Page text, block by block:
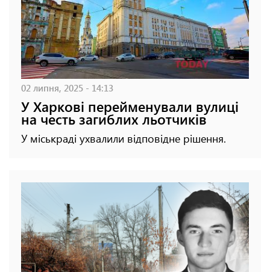
02 липня, 2025 - 14:13
У Харкові перейменували вулиці
на честь загиблих льотчиків
У міськраді ухвалили відповідне рішення.